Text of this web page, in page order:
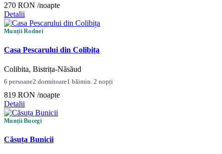
270 RON /noapte
Detalii
Munții Rodnei
Casa Pescarului din Colibița
Colibita, Bistrița-Năsăud
6 persoane2 dormitoare1 băimin. 2 nopți
819 RON /noapte
Detalii
Munții Bucegi
Căsuța Bunicii